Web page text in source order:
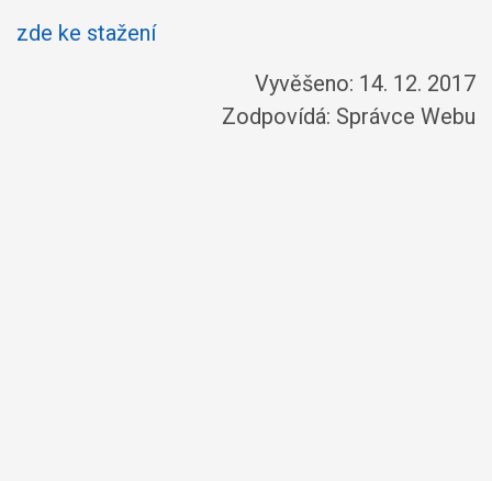
zde ke stažení
Vyvěšeno: 14. 12. 2017
Zodpovídá: Správce Webu